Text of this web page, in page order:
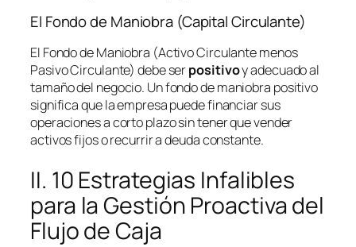
El Fondo de Maniobra (Capital Circulante)
El Fondo de Maniobra (Activo Circulante menos
Pasivo Circulante) debe serpositivoy adecuado al
tamaño del negocio. Un fondo de maniobra positivo
significa que la empresa puede financiar sus
operaciones a corto plazo sin tener que vender
activos fijos o recurrir a deuda constante.
II. 10 Estrategias Infalibles
para la Gestión Proactiva del
Flujo de Caja